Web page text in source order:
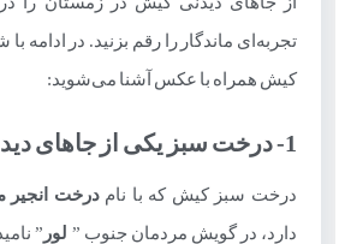
تجربه‌ای ماندگار را رقم بزنید. در ادامه
کیش همراه با عکس آشنا می‌شوید:
1- درخت سبز یکی از جاهای دیدنی کیش
درخت سبز کیش که با نام درخت انجیر
دارد، در گویش مردمان جنوب ” لور ”